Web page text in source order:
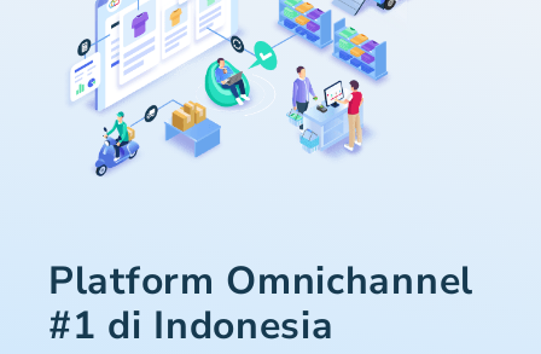
Platform Omnichannel
#1 di Indonesia